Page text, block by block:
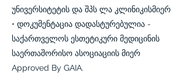
უნივერსიტეტის და შპს ლა კლინიკისმიერ
• დოკუმენტაცია დადასტურებულია -
საქართველოს ესთეტიკური მედიცინის
საერთაშორისო ასოციაციის მიერ
Approved By GAIA.